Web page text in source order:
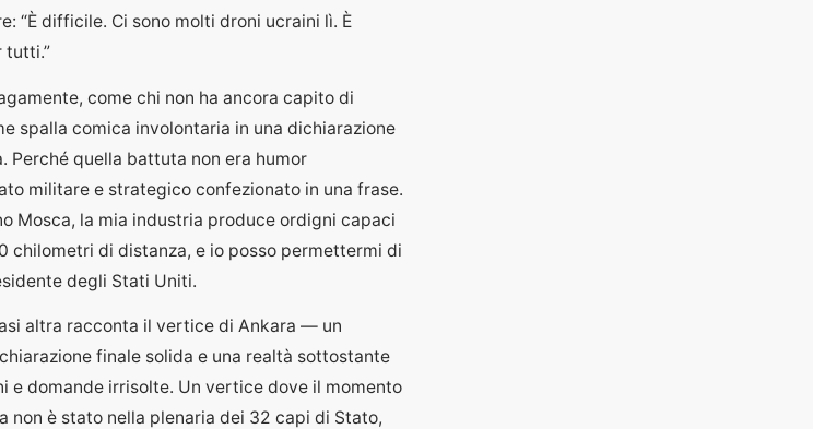
“È difficile. Ci sono molti droni ucraini lì. È
tutti.”
come chi non ha ancora capito di
spalla comica involontaria in una dichiarazione
Perché quella battuta non era humor
militare e strategico confezionato in una frase.
Mosca, la mia industria produce ordigni capaci
chilometri di distanza, e io posso permettermi di
degli Stati Uniti.
altra racconta il vertice di Ankara — un
finale solida e una realtà sottostante
e domande irrisolte. Un vertice dove il momento
non è stato nella plenaria dei 32 capi di Stato,